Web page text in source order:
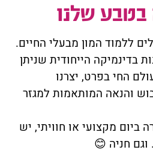
בטבע שלנו
ללמוד המון מבעלי החיים.
בדינמיקה הייחודית שניתן
החי בפרט, יצרנו
והנאה המותאמות למגזר
ביום מקצועי או חוויתי, יש
חניה 😊